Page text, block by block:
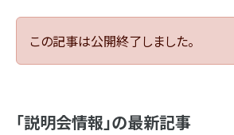
この記事は公開終了しました。
「説明会情報」の最新記事